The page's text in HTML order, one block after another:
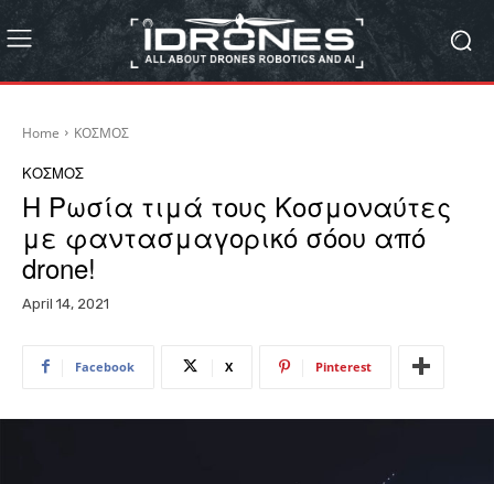
Home ΚΟΣΜΟΣ
ΚΟΣΜΟΣ
Η Ρωσία τιμά τους Κοσμοναύτες
με φαντασμαγορικό σόου από
drone!
April 14, 2021
Facebook X Pinterest